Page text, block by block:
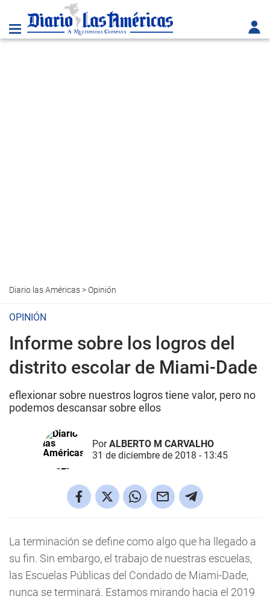
Diario las Américas>Opinión
OPINIÓN
Informe sobre los logros del
distrito escolar de Miami-Dade
eflexionar sobre nuestros logros tiene valor, pero no
podemos descansar sobre ellos
PorALBERTO M CARVALHO
31 de diciembre de 2018 - 13:45
La terminación se define como algo que ha llegado a
su fin. Sin embargo, el trabajo de nuestras escuelas,
las Escuelas Públicas del Condado de Miami-Dade,
nunca se terminará. Estamos mirando hacia el 2019